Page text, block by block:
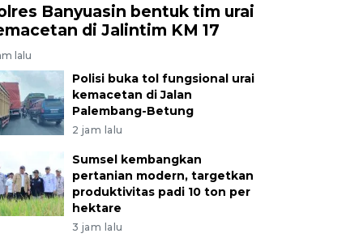
Banyuasin bentuk tim urai
di Jalintim KM 17
lalu
Polisi buka tol fungsional urai
kemacetan di Jalan
Palembang-Betung
2 jam lalu
Sumsel kembangkan
pertanian modern, targetkan
produktivitas padi 10 ton per
hektare
3 jam lalu